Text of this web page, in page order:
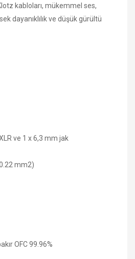
kabloları, mükemmel ses,
dayanıklılık ve düşük gürültü
ve 1 x 6,3 mm jak
mm2)
OFC 99.96%